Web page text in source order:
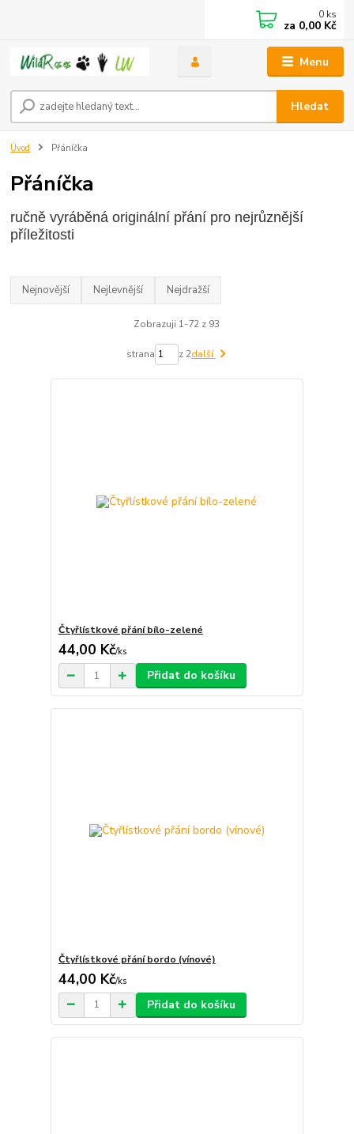
Menu
Hledat
0 ks
za 0,00 Kč
Úvod Přáníčka
Přáníčka
ručně vyráběná originální přání pro nejrůznější
příležitosti
Nejnovější Nejlevnější Nejdražší
Zobrazuji 1-72 z 93
strana z 2další
Čtyřlístkové přání bílo-zelené
44,00 Kč/ks
Přidat do košíku
Čtyřlístkové přání bordo (vínové)
44,00 Kč/ks
Přidat do košíku